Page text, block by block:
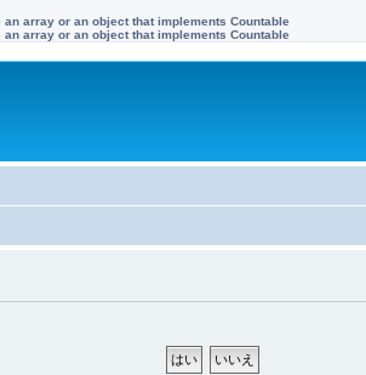
an array or an object that implements Countable
an array or an object that implements Countable